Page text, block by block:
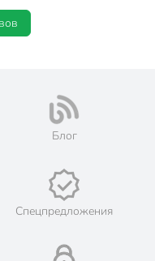
работ
для наружных
работ
кисть
краскопульт
замачивание
прозрачный
Блог
Спецпредложения